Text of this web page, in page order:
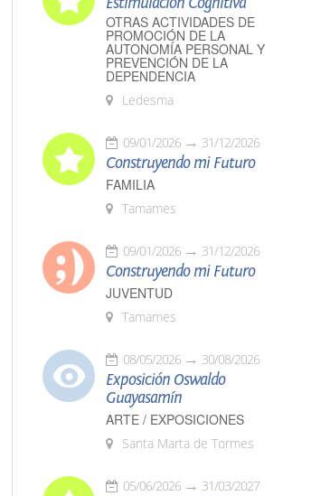
OTRAS ACTIVIDADES DE
PROMOCIÓN DE LA
AUTONOMÍA PERSONAL Y
PREVENCIÓN DE LA
DEPENDENCIA
Ledesma
09/01/2026 31/12/2026
Construyendo mi Futuro
FAMILIA
Tamames
09/01/2026 31/12/2026
Construyendo mi Futuro
JUVENTUD
Tamames
08/05/2026 30/08/2026
Exposición Oswaldo
Guayasamín
ARTE / EXPOSICIONES
Santa Marta de Tormes
05/06/2026 31/03/2027